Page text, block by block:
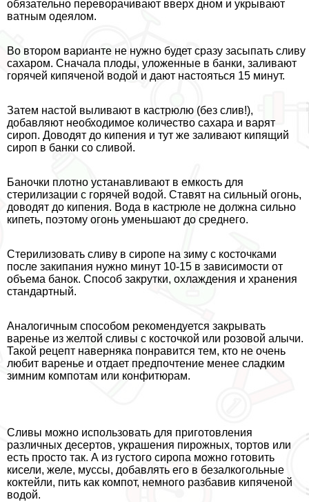
обязательно переворачивают вверх дном и укрывают
ватным одеялом.
Во втором варианте не нужно будет сразу засыпать сливу
сахаром. Сначала плоды, уложенные в банки, заливают
горячей кипяченой водой и дают настояться 15 минут.
Затем настой выливают в кастрюлю (без слив!),
добавляют необходимое количество сахара и варят
сироп. Доводят до кипения и тут же заливают кипящий
сироп в банки со сливой.
Баночки плотно устанавливают в емкость для
стерилизации с горячей водой. Ставят на сильный огонь,
доводят до кипения. Вода в кастрюле не должна сильно
кипеть, поэтому огонь уменьшают до среднего.
Стерилизовать сливу в сиропе на зиму с косточками
после закипания нужно минут 10-15 в зависимости от
объема банок. Способ закрутки, охлаждения и хранения
стандартный.
Аналогичным способом рекомендуется закрывать
варенье из желтой сливы с косточкой или розовой алычи.
Такой рецепт наверняка понравится тем, кто не очень
любит варенье и отдает предпочтение менее сладким
зимним компотам или конфитюрам.
Сливы можно использовать для приготовления
различных десертов, украшения пирожных, тортов или
есть просто так. А из густого сиропа можно готовить
кисели, желе, муссы, добавлять его в безалкогольные
коктейли, пить как компот, немного разбавив кипяченой
водой.